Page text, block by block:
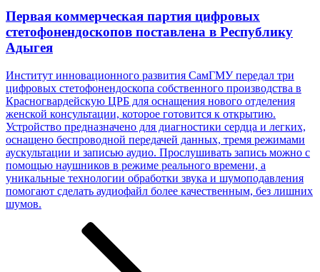
Первая коммерческая партия цифровых
стетофонендоскопов поставлена в Республику
Адыгея
Институт инновационного развития СамГМУ передал три
цифровых стетофонендоскопа собственного производства в
Красногвардейскую ЦРБ для оснащения нового отделения
женской консультации, которое готовится к открытию.
Устройство предназначено для диагностики сердца и легких,
оснащено беспроводной передачей данных, тремя режимами
аускультации и записью аудио. Прослушивать запись можно с
помощью наушников в режиме реального времени, а
уникальные технологии обработки звука и шумоподавления
помогают сделать аудиофайл более качественным, без лишних
шумов.